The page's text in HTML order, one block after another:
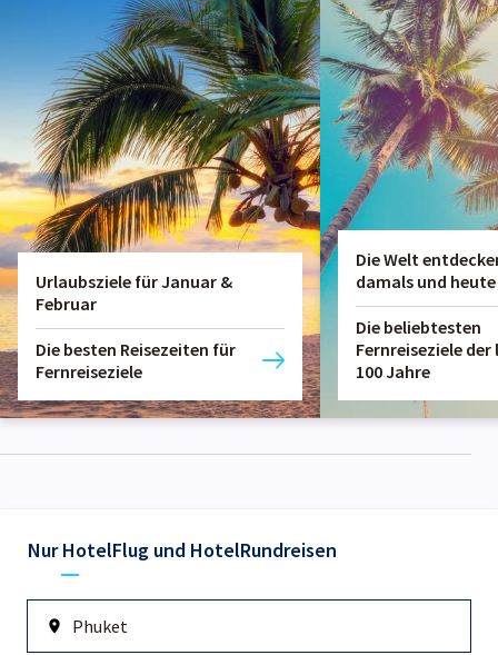
Urlaubsziele für Januar &
Februar
Die besten Reisezeiten für
Fernreiseziele
Die Welt
damals und heute
Die beliebtesten
Fernreiseziele
100 Jahre
Nur HotelFlug und HotelRundreisen